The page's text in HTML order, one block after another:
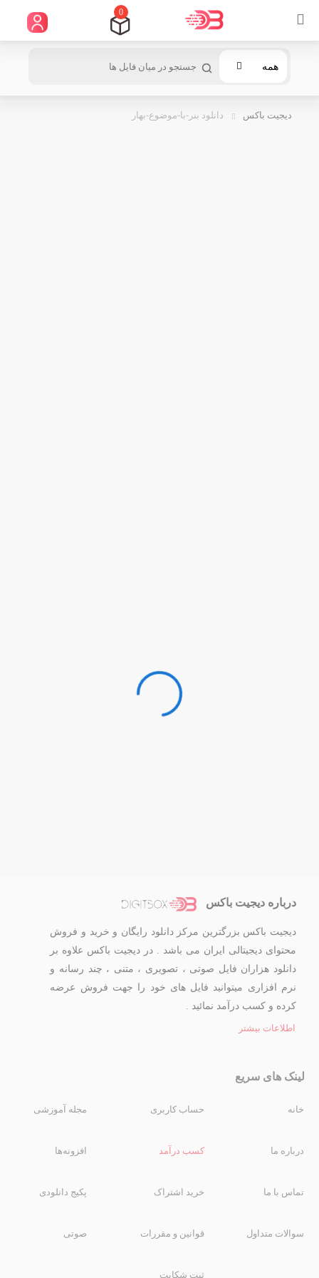
0
همه
دیجیت باکس دانلود بنر-با-موضوع-بهار
درباره دیجیت باکس
دیجیت باکس بزرگترین مرکز دانلود رایگان و خرید و فروش
محتوای دیجیتالی ایران می باشد . در دیجیت باکس علاوه بر
دانلود هزاران فایل صوتی ، تصویری ، متنی ، چند رسانه و
نرم افزاری میتوانید فایل های خود را جهت فروش عرضه
کرده و کسب درآمد نمائید .
اطلاعات بیشتر
لینک های سریع
خانه
درباره ما
تماس با ما
سوالات متداول
حساب کاربری
کسب درآمد
خرید اشتراک
قوانین و مقررات
ثبت شکایت
مجله آموزشی
افزونه‌ها
پکیج دانلودی
صوتی